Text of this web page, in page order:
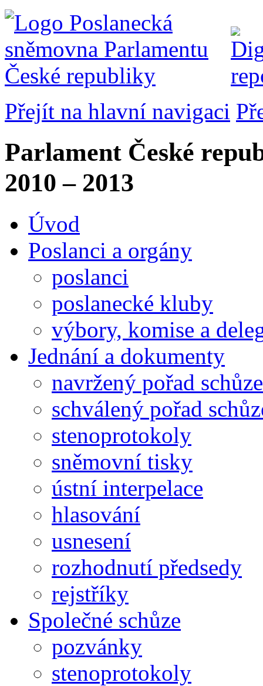
Přejít na hlavní navigaci
Parlament České
2010 – 2013
Úvod
Poslanci a orgány
poslanci
poslanecké kluby
výbory, komise a
Jednání a dokumenty
navržený pořad schůze
schválený pořad
stenoprotokoly
sněmovní tisky
ústní interpelace
hlasování
usnesení
rozhodnutí předsedy
rejstříky
Společné schůze
pozvánky
stenoprotokoly